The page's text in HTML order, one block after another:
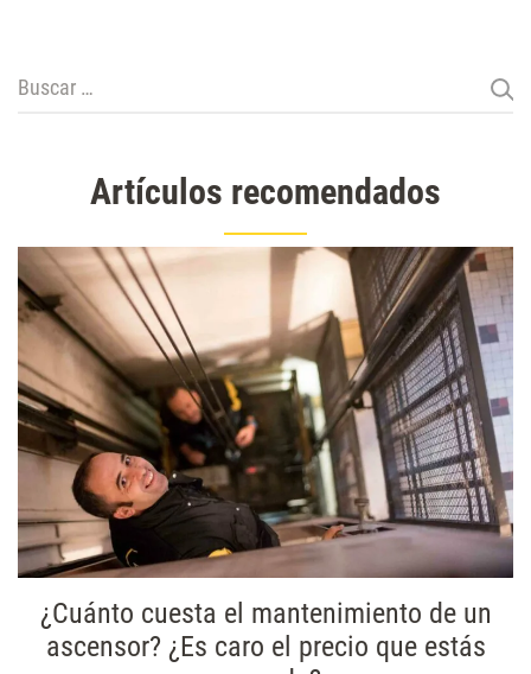
Buscar:
Artículos recomendados
¿Cuánto cuesta el mantenimiento de un
ascensor? ¿Es caro el precio que estás